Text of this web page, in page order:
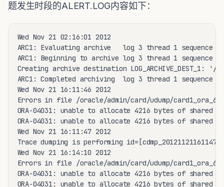
题发生时段的ALERT.LOG内容如下：
Wed Nov 21 02:16:01 2012
ARC1: Evaluating archive   log 3 thread 1 sequence
ARC1: Beginning to archive log 3 thread 1 sequence
Creating archive destination LOG_ARCHIVE_DEST_1: '/
ARC1: Completed archiving  log 3 thread 1 sequence
Wed Nov 21 16:11:46 2012
Errors in file /oracle/admin/card/udump/
ORA-04031: unable to allocate 4216 bytes of
ORA-04031: unable to allocate 4216 bytes of
Wed Nov 21 16:11:47 2012
Trace dumping is performing id=[cdmp_20121121161147]
Wed Nov 21 16:14:10 2012
Errors in file /oracle/admin/card/udump/
ORA-04031: unable to allocate 4216 bytes of shared
ORA-04031: unable to allocate 4216 bytes of shared